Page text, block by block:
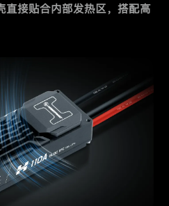
直接贴合内部发热区，搭配高